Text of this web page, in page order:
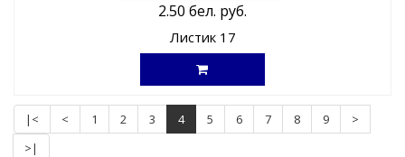
2.50 бел. руб.
Листик 17
|< < 1 2 3 4 5 6 7 8 9
>
>|